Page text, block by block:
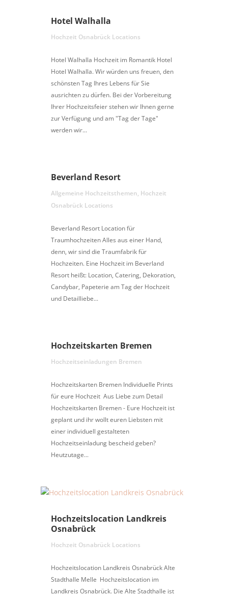
Hotel Walhalla
Hochzeit Osnabrück Locations
Hotel Walhalla Hochzeit im Romantik Hotel
Hotel Walhalla. Wir würden uns freuen, den
schönsten Tag Ihres Lebens für Sie
ausrichten zu dürfen. Bei der Vorbereitung
Ihrer Hochzeitsfeier stehen wir Ihnen gerne
zur Verfügung und am "Tag der Tage"
werden wir...
Beverland Resort
Allgemeine Hochzeitsthemen, Hochzeit
Osnabrück Locations
Beverland Resort Location für
Traumhochzeiten Alles aus einer Hand,
denn, wir sind die Traumfabrik für
Hochzeiten. Eine Hochzeit im Beverland
Resort heißt: Location, Catering, Dekoration,
Candybar, Papeterie am Tag der Hochzeit
und Detailliebe...
Hochzeitskarten Bremen
Hochzeitseinladungen Bremen
Hochzeitskarten Bremen Individuelle Prints
für eure Hochzeit Aus Liebe zum Detail
Hochzeitskarten Bremen - Eure Hochzeit ist
geplant und ihr wollt euren Liebsten mit
einer individuell gestalteten
Hochzeitseinladung bescheid geben?
Heutzutage...
Hochzeitslocation Landkreis
Osnabrück
Hochzeit Osnabrück Locations
Hochzeitslocation Landkreis Osnabrück Alte
Stadthalle Melle Hochzeitslocation im
Landkreis Osnabrück. Die Alte Stadthalle ist